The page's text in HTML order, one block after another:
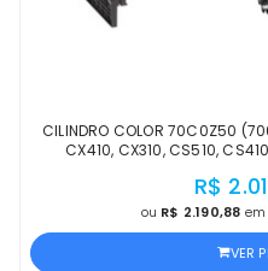
CILINDRO COLOR 70C0Z50
CX410, CX310, CS510,
R$
ou R$ 2.190,88 em
VER